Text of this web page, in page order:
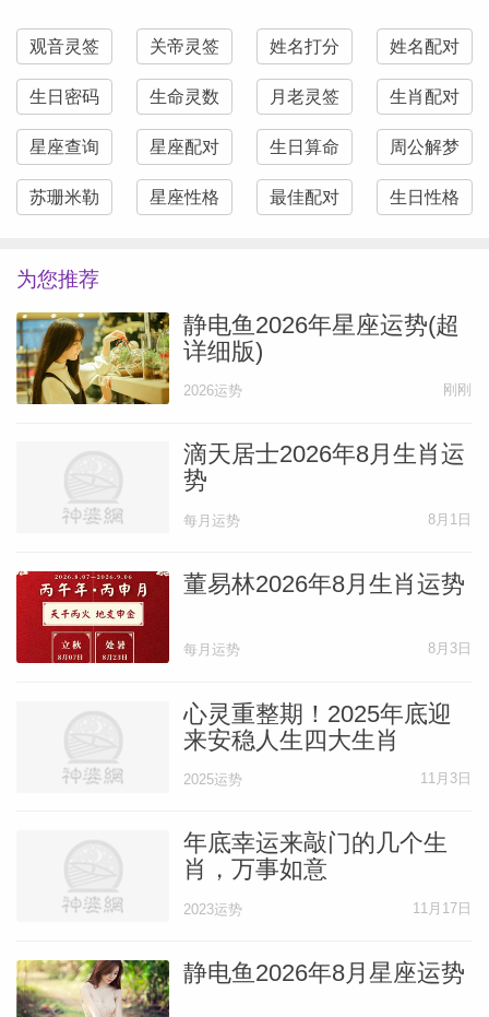
观音灵签 关帝灵签 姓名打分 姓名配对
生日密码 生命灵数 月老灵签 生肖配对
星座查询 星座配对 生日算命 周公解梦
苏珊米勒 星座性格 最佳配对 生日性格
为您推荐
静电鱼2026年星座运势(超
详细版)
2026运势 刚刚
滴天居士2026年8月生肖运
势
每月运势 8月1日
董易林2026年8月生肖运势
每月运势 8月3日
心灵重整期！2025年底迎
来安稳人生四大生肖
2025运势 11月3日
年底幸运来敲门的几个生
肖，万事如意
2023运势 11月17日
静电鱼2026年8月星座运势